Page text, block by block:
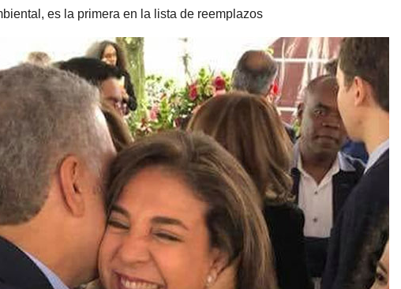
es la primera en la lista de reemplazos